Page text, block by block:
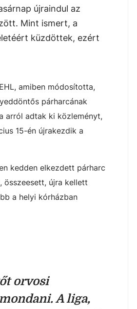
újraindul az
Mint ismert, a
küzdöttek, ezért
amiben módosította,
párharcának
arról adtak ki közleményt,
15-én újrakezdik a
kedden elkezdett párharc
összeesett, újra kellett
a helyi kórházban
orvosi
A liga,